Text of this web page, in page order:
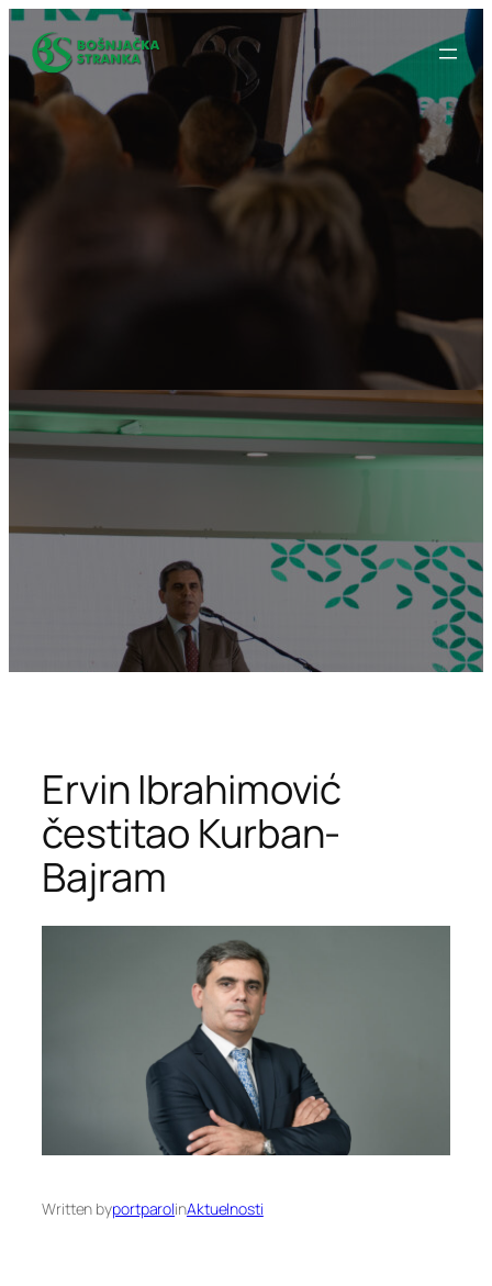
Idi
na
sadržaj
Ervin Ibrahimović
čestitao Kurban-
Bajram
Written byportparolinAktuelnosti